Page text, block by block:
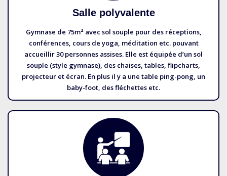
Salle polyvalente
Gymnase de 75m² avec sol souple pour des réceptions,
conférences, cours de yoga, méditation etc. pouvant
accueillir 30 personnes assises. Elle est équipée d’un sol
souple (style gymnase), des chaises, tables, flipcharts,
projecteur et écran. En plus il y a une table ping-pong, un
baby-foot, des fléchettes etc.